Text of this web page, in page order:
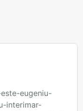
eugeniu-
interimar-